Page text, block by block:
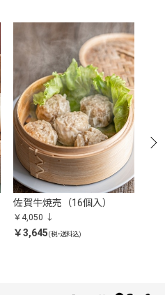
佐賀牛焼売（16個入）
￥4,050
￥3,645(税・送料込)